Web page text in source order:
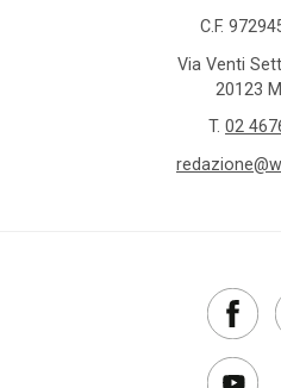
C.F.
Via Venti
20123
T. 02